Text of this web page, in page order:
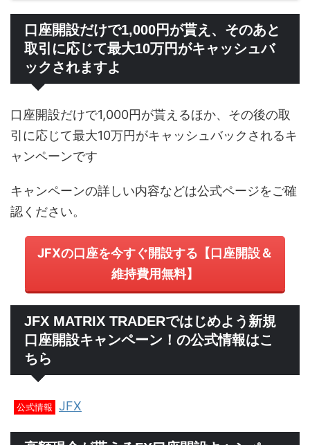
口座開設だけで1,000円が貰え、そのあと
取引に応じて最大10万円がキャッシュバ
ックされますよ
口座開設だけで1,000円が貰えるほか、その後の取
引に応じて最大10万円がキャッシュバックされるキ
ャンペーンです
キャンペーンの詳しい内容などは公式ページをご確
認ください。
JFXの口座を今すぐ開設する【口座開設＆
維持費用無料】
JFX MATRIX TRADERではじめよう新規
口座開設キャンペーン！の公式情報はこ
ちら
公式情報 JFX